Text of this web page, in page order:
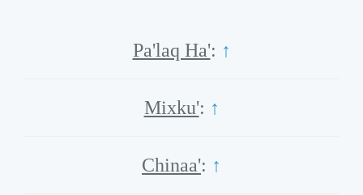
Pa'laq Ha': ↑
Mixku': ↑
Chinaa': ↑